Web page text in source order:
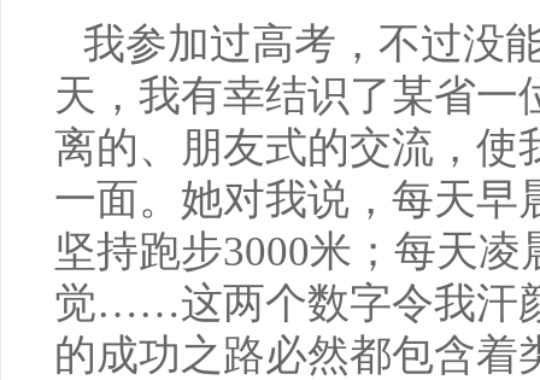
我参加过高考，不过没
天，我有幸结识了某省一
离的、朋友式的交流，使
一面。她对我说，每天早
坚持跑步3000米；每天
觉……这两个数字令我汗
的成功之路必然都包含着